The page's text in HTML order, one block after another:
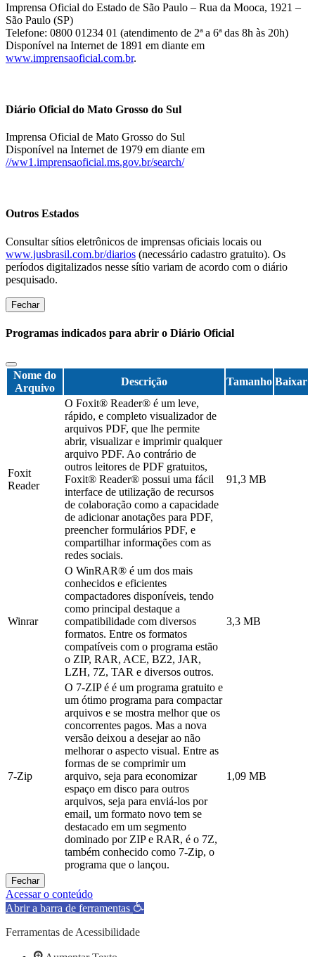
Imprensa Oficial do Estado de São Paulo – Rua da Mooca, 1921 –
São Paulo (SP)
Telefone: 0800 01234 01 (atendimento de 2ª a 6ª das 8h às 20h)
Disponível na Internet de 1891 em diante em
www.imprensaoficial.com.br.
Diário Oficial do Mato Grosso do Sul
Imprensa Oficial de Mato Grosso do Sul
Disponível na Internet de 1979 em diante em
//ww1.imprensaoficial.ms.gov.br/search/
Outros Estados
Consultar sítios eletrônicos de imprensas oficiais locais ou
www.jusbrasil.com.br/diarios (necessário cadastro gratuito). Os
períodos digitalizados nesse sítio variam de acordo com o diário
pesquisado.
Fechar
Programas indicados para abrir o Diário Oficial
Nome do
Arquivo
Descrição Tamanho Baixar
Foxit
Reader
O Foxit® Reader® é um leve,
rápido, e completo visualizador de
arquivos PDF, que lhe permite
abrir, visualizar e imprimir qualquer
arquivo PDF. Ao contrário de
outros leitores de PDF gratuitos,
Foxit® Reader® possui uma fácil
interface de utilização de recursos
de colaboração como a capacidade
de adicionar anotações para PDF,
preencher formulários PDF, e
compartilhar informações com as
redes sociais.
91,3 MB
Winrar
O WinRAR® é um dos mais
conhecidos e eficientes
compactadores disponíveis, tendo
como principal destaque a
compatibilidade com diversos
formatos. Entre os formatos
compatíveis com o programa estão
o ZIP, RAR, ACE, BZ2, JAR,
LZH, 7Z, TAR e diversos outros.
3,3 MB
7-Zip
O 7-ZIP é é um programa gratuito e
um ótimo programa para compactar
arquivos e se mostra melhor que os
concorrentes pagos. Mas a nova
versão deixou a desejar ao não
melhorar o aspecto visual. Entre as
formas de se comprimir um
arquivo, seja para economizar
espaço em disco para outros
arquivos, seja para enviá-los por
email, um formato novo tem se
destacado em um segmento
dominado por ZIP e RAR, é o 7Z,
também conhecido como 7-Zip, o
programa que o lançou.
1,09 MB
Fechar
Acessar o conteúdo
Abrir a barra de ferramentas
Ferramentas de Acessibilidade